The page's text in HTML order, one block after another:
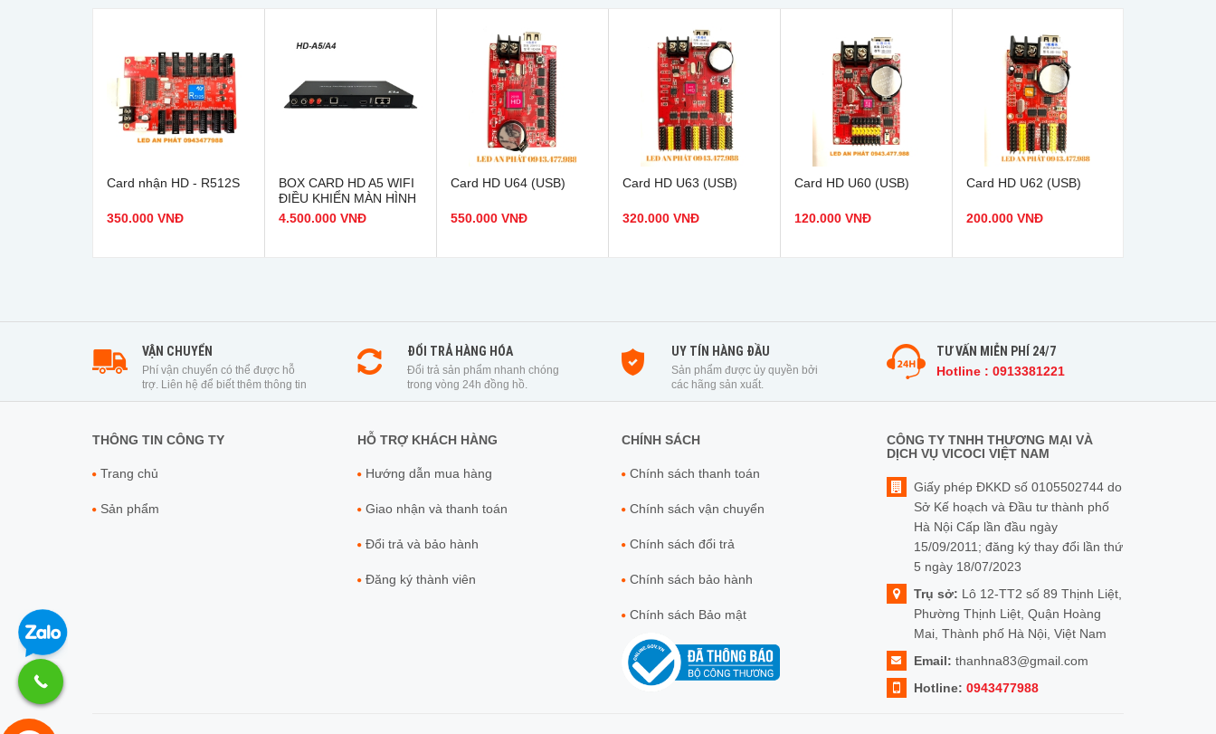
Card nhận HD - R512S
350.000 VNĐ
BOX CARD HD A5 WIFI
ĐIỀU KHIỂN MÀN HÌNH
LED
4.500.000 VNĐ
Card HD U64 (USB)
550.000 VNĐ
Card HD U63 (USB)
320.000 VNĐ
Card HD U60 (USB)
120.000 VNĐ
Card HD U62 (USB)
200.000 VNĐ
VẬN CHUYỂN
Phí vận chuyển có thể được hỗ
trợ. Liên hệ để biết thêm thông tin
ĐỔI TRẢ HÀNG HÓA
Đổi trả sản phẩm nhanh chóng
trong vòng 24h đồng hồ.
UY TÍN HÀNG ĐẦU
Sản phẩm được ủy quyền bởi
các hãng sản xuất.
TƯ VẤN MIỄN PHÍ 24/7
Hotline : 0913381221
THÔNG TIN CÔNG TY
Trang chủ
Sản phẩm
HỖ TRỢ KHÁCH HÀNG
Hướng dẫn mua hàng
Giao nhận và thanh toán
Đổi trả và bảo hành
Đăng ký thành viên
CHÍNH SÁCH
Chính sách thanh toán
Chính sách vận chuyển
Chính sách đổi trả
Chính sách bảo hành
Chính sách Bảo mật
CÔNG TY TNHH THƯƠNG MẠI VÀ
DỊCH VỤ VICOCI VIỆT NAM
Giấy phép ĐKKD số 0105502744 do
Sở Kế hoạch và Đầu tư thành phố
Hà Nội Cấp lần đầu ngày
15/09/2011; đăng ký thay đổi lần thứ
5 ngày 18/07/2023
Trụ sở: Lô 12-TT2 số 89 Thịnh Liệt,
Phường Thịnh Liệt, Quận Hoàng
Mai, Thành phố Hà Nội, Việt Nam
Email: thanhna83@gmail.com
Hotline: 0943477988